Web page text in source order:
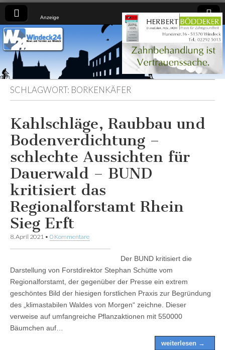
Anzeige
Windeck24
Nachrichten
aus dem
Ländchen
für das
Ländchen
SCHLAGWORT: BORKENKÄFER
Kahlschläge, Raubbau und
Bodenverdichtung –
schlechte Aussichten für
Dauerwald – BUND
kritisiert das
Regionalforstamt Rhein
Sieg Erft
8. April 2021 • 0 Kommentare
Der BUND kritisiert die
Darstellung von Forstdirektor Stephan Schütte vom
Regionalforstamt, der gegenüber der Presse ein extrem
geschöntes Bild der hiesigen forstlichen Praxis zur Begründung
des „klimastabilen Waldes von Morgen“ zeichne. Dieser
verweise auf umfangreiche Pflanzaktionen mit 550000
Bäumchen auf…
weiterlesen →